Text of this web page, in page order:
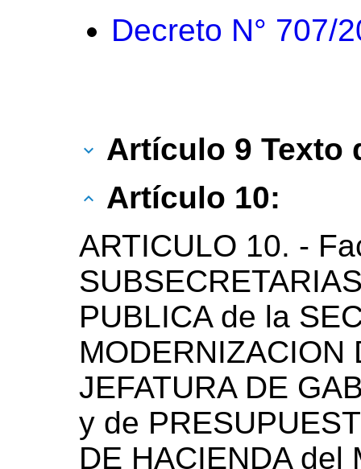
Decreto N° 707/
Artículo 9 Texto
Artículo 10:
ARTICULO 10. -
PUBLICA de la
MODERNIZACION
JEFATURA DE
y de
DE HACIENDA del